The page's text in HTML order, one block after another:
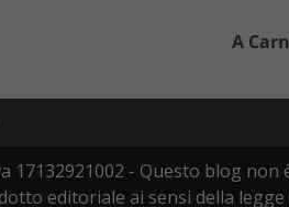
A
17132921002 - Questo blog
editoriale ai sensi della legge